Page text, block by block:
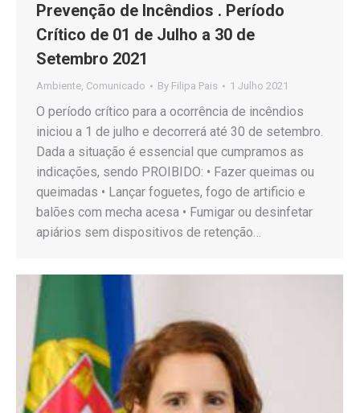
Prevenção de Incêndios . Período
Crítico de 01 de Julho a 30 de
Setembro 2021
Ambiente, Comunicado By Filipa Pais 1 Julho 2021
O período crítico para a ocorrência de incêndios
iniciou a 1 de julho e decorrerá até 30 de setembro.
Dada a situação é essencial que cumpramos as
indicações, sendo PROIBIDO: • Fazer queimas ou
queimadas • Lançar foguetes, fogo de artificio e
balões com mecha acesa • Fumigar ou desinfetar
apiários sem dispositivos de retenção…